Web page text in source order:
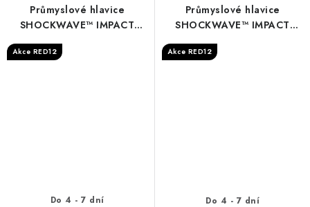
Průmyslové hlavice
SHOCKWAVE™ IMPACT
socket deep - 1 pc
Akce RED12
Do 4 - 7 dní
Průmyslové hlavice
SHOCKWAVE™ IMPACT
socket deep - 1 pc
Akce RED12
Do 4 - 7 dní